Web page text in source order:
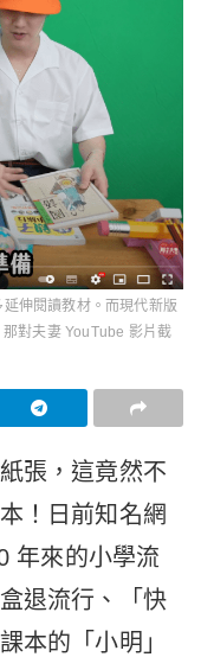
伸閱讀教材。而現代新版
對夫妻 YouTube 影片截
張，這竟然不
！日前知名網
年來的小學流
退流行、「快
本的「小明」